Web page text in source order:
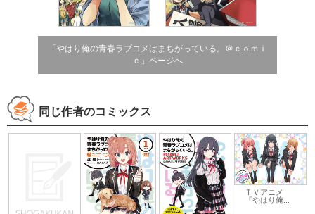
「やはり俺の青春ラブコメはまちがっている。＠ｃｏｍｉ
ｃ」ページへ
同じ作者のコミックス
ＴＶアニメ
『やはり俺...